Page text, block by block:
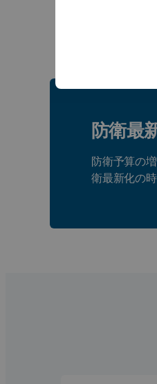
防衛最
防衛予算の
衛最新化の